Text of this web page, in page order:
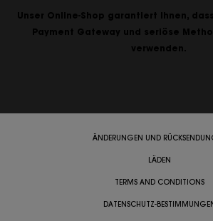
Unser Online-Shop garantiert Ihnen,
Payment Gateway und seriöse
verwenden.
ÄNDERUNGEN UND
LÄDEN
TERMS AND CONDITIONS
DATENSCHUTZ-